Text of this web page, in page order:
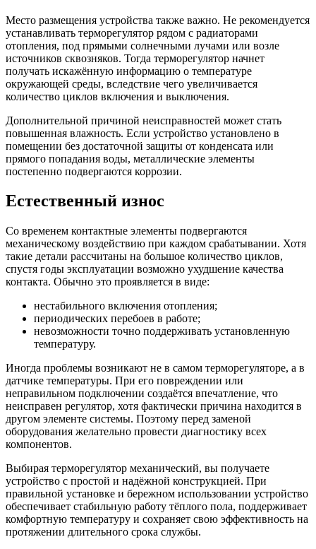
Место размещения устройства также важно. Не рекомендуется
устанавливать терморегулятор рядом с радиаторами
отопления, под прямыми солнечными лучами или возле
источников сквозняков. Тогда терморегулятор начнет
получать искажённую информацию о температуре
окружающей среды, вследствие чего увеличивается
количество циклов включения и выключения.
Дополнительной причиной неисправностей может стать
повышенная влажность. Если устройство установлено в
помещении без достаточной защиты от конденсата или
прямого попадания воды, металлические элементы
постепенно подвергаются коррозии.
Естественный износ
Со временем контактные элементы подвергаются
механическому воздействию при каждом срабатывании. Хотя
такие детали рассчитаны на большое количество циклов,
спустя годы эксплуатации возможно ухудшение качества
контакта. Обычно это проявляется в виде:
нестабильного включения отопления;
периодических перебоев в работе;
невозможности точно поддерживать установленную
температуру.
Иногда проблемы возникают не в самом терморегуляторе, а в
датчике температуры. При его повреждении или
неправильном подключении создаётся впечатление, что
неисправен регулятор, хотя фактически причина находится в
другом элементе системы. Поэтому перед заменой
оборудования желательно провести диагностику всех
компонентов.
Выбирая терморегулятор механический, вы получаете
устройство с простой и надёжной конструкцией. При
правильной установке и бережном использовании устройство
обеспечивает стабильную работу тёплого пола, поддерживает
комфортную температуру и сохраняет свою эффективность на
протяжении длительного срока службы.